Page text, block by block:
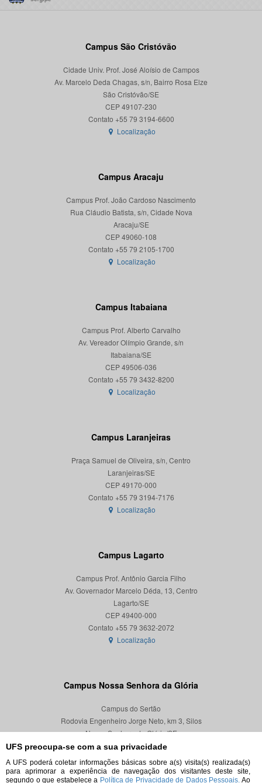
UFS preocupa-se com a sua privacidade
A UFS poderá coletar informações básicas sobre a(s) visita(s) realizada(s)
para aprimorar a experiência de navegação dos visitantes deste site,
segundo o que estabelece a Política de Privacidade de Dados Pessoais. Ao
Campus São Cristóvão
Cidade Univ. Prof. José Aloísio de Campos
Av. Marcelo Deda Chagas, s/n, Bairro Rosa Elze
São Cristóvão/SE
CEP 49107-230
Localização
Campus Aracaju
Campus Prof. João Cardoso Nascimento
Rua Cláudio Batista, s/n, Cidade Nova
Aracaju/SE
CEP 49060-108
Localização
Campus Itabaiana
Campus Prof. Alberto Carvalho
Av. Vereador Olímpio Grande, s/n
Itabaiana/SE
CEP 49506-036
Localização
Campus Laranjeiras
Praça Samuel de Oliveira, s/n, Centro
Laranjeiras/SE
CEP 49170-000
Localização
Campus Lagarto
Campus Prof. Antônio Garcia Filho
Av. Governador Marcelo Déda, 13, Centro
Lagarto/SE
CEP 49400-000
Localização
Campus Nossa Senhora da Glória
Campus do Sertão
Rodovia Engenheiro Jorge Neto, km 3, Silos
Nossa Senhora da Glória/SE
CEP 49680-000
Localização